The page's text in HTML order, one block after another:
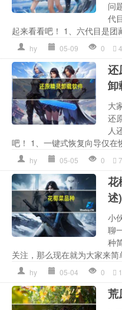
问
代
起来看看吧！ 1、六代目是团
hy 05-09 0
还
卸
大
还
人
吧！ 1、一键式恢复向导仅在
hy 05-05 0
花
述)
小
聊
种
关注，那么现在就为大家来
hy 05-04 0
荒